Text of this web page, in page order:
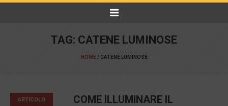
TAG: CATENE LUMINOSE
HOME / CATENE LUMINOSE
ARTICOLO
COME ILLUMINARE IL